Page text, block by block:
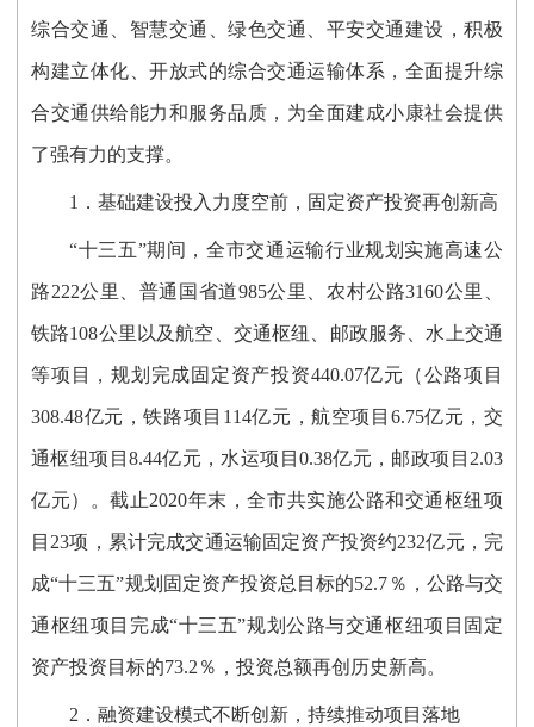
综合交通、智慧交通、绿色交通、平安交通建设，积极
构建立体化、开放式的综合交通运输体系，全面提升综
合交通供给能力和服务品质，为全面建成小康社会提供
了强有力的支撑。
1．基础建设投入力度空前，固定资产投资再创新高
“十三五”期间，全市交通运输行业规划实施高速公
路222公里、普通国省道985公里、农村公路3160公里、
铁路108公里以及航空、交通枢纽、邮政服务、水上交通
等项目，规划完成固定资产投资440.07亿元（公路项目
308.48亿元，铁路项目114亿元，航空项目6.75亿元，交
通枢纽项目8.44亿元，水运项目0.38亿元，邮政项目2.03
亿元）。截止2020年末，全市共实施公路和交通枢纽项
目23项，累计完成交通运输固定资产投资约232亿元，完
成“十三五”规划固定资产投资总目标的52.7％，公路与交
通枢纽项目完成“十三五”规划公路与交通枢纽项目固定
资产投资目标的73.2％，投资总额再创历史新高。
2．融资建设模式不断创新，持续推动项目落地